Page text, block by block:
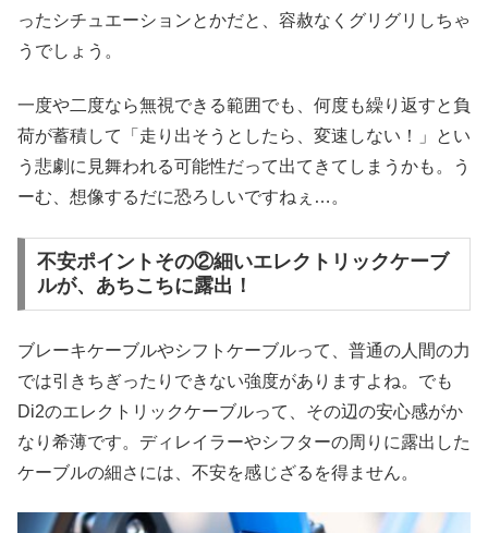
ったシチュエーションとかだと、容赦なくグリグリしちゃ
うでしょう。
一度や二度なら無視できる範囲でも、何度も繰り返すと負
荷が蓄積して「走り出そうとしたら、変速しない！」とい
う悲劇に見舞われる可能性だって出てきてしまうかも。う
ーむ、想像するだに恐ろしいですねぇ…。
不安ポイントその②細いエレクトリックケーブ
ルが、あちこちに露出！
ブレーキケーブルやシフトケーブルって、普通の人間の力
では引きちぎったりできない強度がありますよね。でも
Di2のエレクトリックケーブルって、その辺の安心感がか
なり希薄です。ディレイラーやシフターの周りに露出した
ケーブルの細さには、不安を感じざるを得ません。